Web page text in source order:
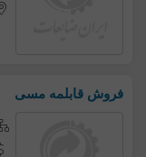
فروش قابلمه مسی